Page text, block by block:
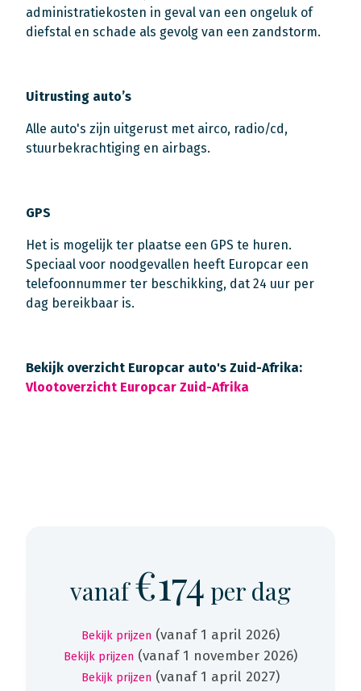
administratiekosten in geval van een ongeluk of
diefstal en schade als gevolg van een zandstorm.
Uitrusting auto’s
Alle auto's zijn uitgerust met airco, radio/cd,
stuurbekrachtiging en airbags.
GPS
Het is mogelijk ter plaatse een GPS te huren.
Speciaal voor noodgevallen heeft Europcar een
telefoonnummer ter beschikking, dat 24 uur per
dag bereikbaar is.
Bekijk overzicht Europcar auto's Zuid-Afrika:
Vlootoverzicht Europcar Zuid-Afrika
vanaf€174 per dag
Bekijk prijzen (vanaf 1 april 2026)
Bekijk prijzen (vanaf 1 november 2026)
Bekijk prijzen (vanaf 1 april 2027)